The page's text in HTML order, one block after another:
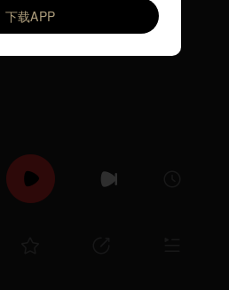
环尼宝贝儿歌
下载APP